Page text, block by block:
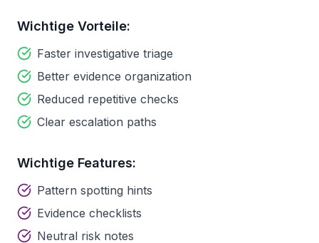
Wichtige Vorteile:
Faster investigative triage
Better evidence organization
Reduced repetitive checks
Clear escalation paths
Wichtige Features:
Pattern spotting hints
Evidence checklists
Neutral risk notes